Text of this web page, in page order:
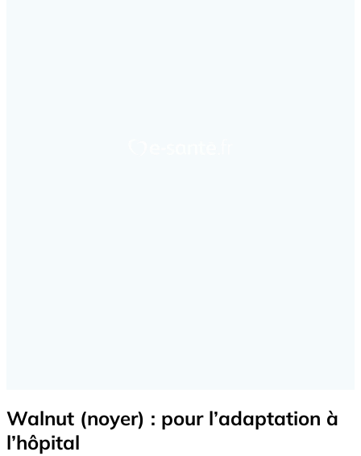
Walnut (noyer) : pour l’adaptation à
l’hôpital